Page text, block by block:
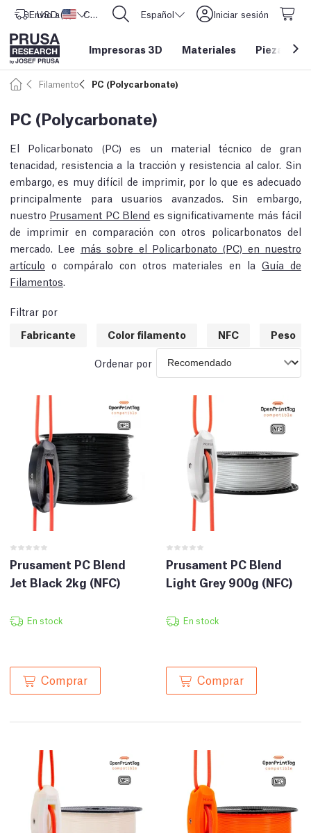
Envío a Estados Unidos
USD ($) CORE One L: ¡Ya disponible! Español Iniciar sesión
Impresoras 3D Materiales Piezas y
Filamento PC (Polycarbonate)
PC (Polycarbonate)
El Policarbonato (PC) es un material técnico de gran
tenacidad, resistencia a la tracción y resistencia al calor. Sin
embargo, es muy difícil de imprimir, por lo que es adecuado
principalmente para usuarios avanzados. Sin embargo,
nuestro Prusament PC Blend es significativamente más fácil
de imprimir en comparación con otros policarbonatos del
mercado. Lee más sobre el Policarbonato (PC) en nuestro
artículo o compáralo con otros materiales en laGuía de
Filamentos
Filtrar por
Fabricante
Color filamento NFC Peso
Ordenar por
Prusament PC Blend
Jet Black 2kg (NFC)
En stock
Comprar
Prusament PC Blend
Light Grey 900g (NFC)
En stock
Comprar